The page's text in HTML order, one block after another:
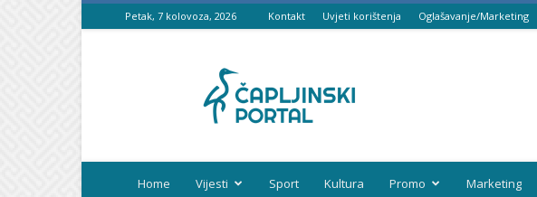
Petak, 7 kolovoza, 2026 Kontakt Uvjeti korištenja Oglašavanje/Marketing
portal
Home Vijesti Sport Kultura Promo Marketing